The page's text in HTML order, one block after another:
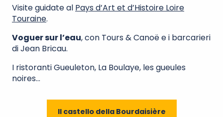
Visite guidate al Pays d’Art et d’Histoire Loire
Touraine.
Voguer sur l’eau, con Tours & Canoë e i barcarieri
di Jean Bricau.
I ristoranti Gueuleton, La Boulaye, les gueules
noires…
Il castello della Bourdaisière